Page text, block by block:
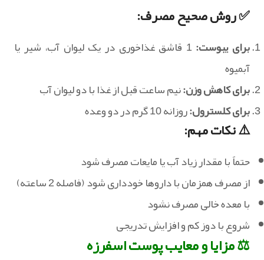
✅ روش صحیح مصرف:
برای یبوست:
1 قاشق غذاخوری در یک لیوان آب، شیر یا
آبمیوه
برای کاهش وزن:نیم ساعت قبل از غذا با دو لیوان آب
برای کلسترول:روزانه 10 گرم در دو وعده
⚠️ نکات مهم:
حتماً با مقدار زیاد آب یا مایعات مصرف شود
از مصرف همزمان با داروها خودداری شود (فاصله 2 ساعته)
با معده خالی مصرف نشود
شروع با دوز کم و افزایش تدریجی
⚖️ مزایا و معایب پوست اسفرزه